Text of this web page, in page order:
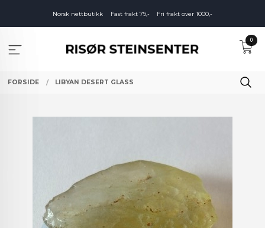
innholdet
Norsk nettbutikk Fast frakt 79,- Fri frakt over 1000,-
0
FORSIDE LIBYAN DESERT GLASS